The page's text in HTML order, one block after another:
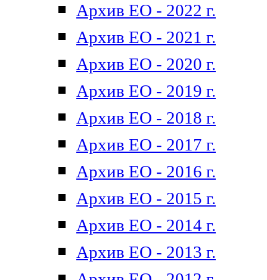
Архив ЕО - 2022 г.
Архив ЕО - 2021 г.
Архив ЕО - 2020 г.
Архив ЕО - 2019 г.
Архив ЕО - 2018 г.
Архив ЕО - 2017 г.
Архив ЕО - 2016 г.
Архив ЕО - 2015 г.
Архив ЕО - 2014 г.
Архив ЕО - 2013 г.